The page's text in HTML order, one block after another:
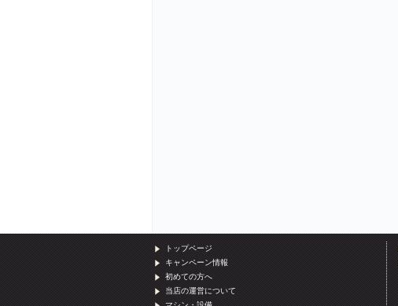
トップページ
キャンペーン情報
初めての方へ
当店の運営について